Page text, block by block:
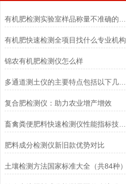
有机肥快速检测全项目找什么专业机构
锦农有机肥检测仪怎么样
多通道测土仪的主要特点包括以下几个方面
复合肥检测仪：助力农业增产增效
畜禽粪便肥料快速检测仪性能指标技术参数
肥料成分检测仪新旧款优势对比
土壤检测方法国家标准大全（共84种）